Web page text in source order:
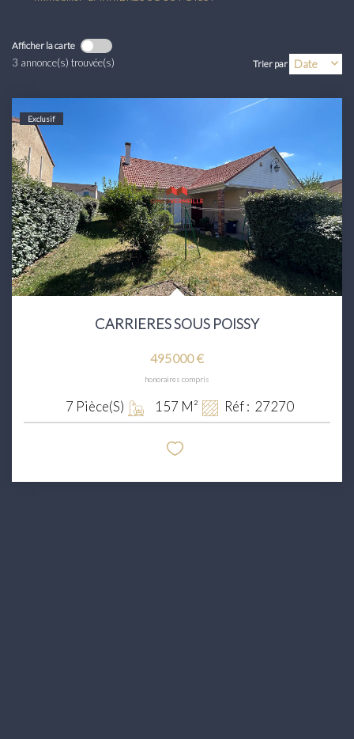
Nous Rejoindre
Nos Actualités
Intranet
ACCÈS CLIENTS
PARRAINAGE
Afficher la carte
3 annonce(s) trouvée(s) Trier par
Exclusif
CARRIERES SOUS POISSY
495 000 €
honoraires compris
7 Pièce(s) 157 M² Réf : 27270